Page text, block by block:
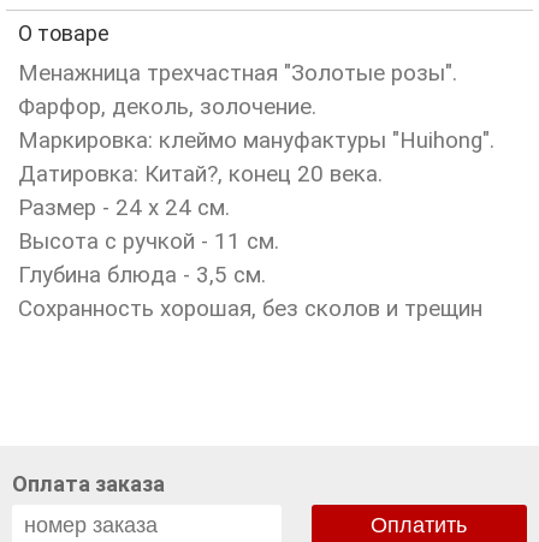
О товаре
Менажница трехчастная "Золотые розы".
Фарфор, деколь, золочение.
Маркировка: клеймо мануфактуры "Huihong".
Датировка: Китай?, конец 20 века.
Размер - 24 х 24 см.
Высота с ручкой - 11 см.
Глубина блюда - 3,5 см.
Сохранность хорошая, без сколов и трещин
Оплата заказа
Оплатить